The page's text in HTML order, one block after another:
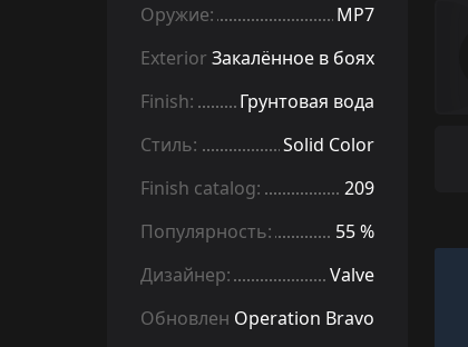
Оружие:
MP7
Exterior: Закалённое в боях
Finish:
Грунтовая вода
Стиль:
Solid Color
Finish catalog:
209
Популярность:
55 %
Дизайнер:
Valve
Обновление:Operation Bravo